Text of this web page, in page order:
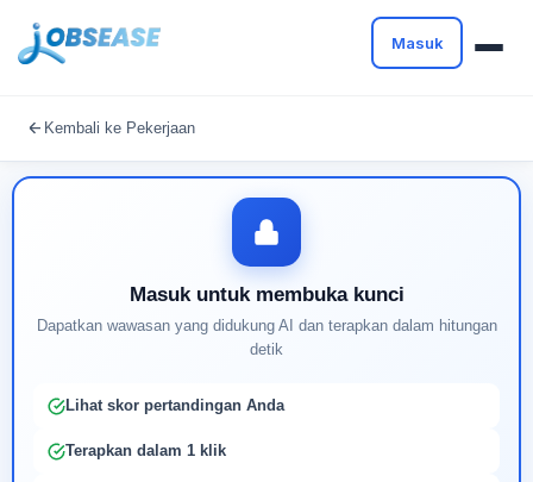
Masuk
Kembali ke Pekerjaan
Masuk untuk membuka kunci
Dapatkan wawasan yang didukung AI dan terapkan dalam hitungan
detik
Lihat skor pertandingan Anda
Terapkan dalam 1 klik
Buat profil Anda untuk membuka kunci pencocokan